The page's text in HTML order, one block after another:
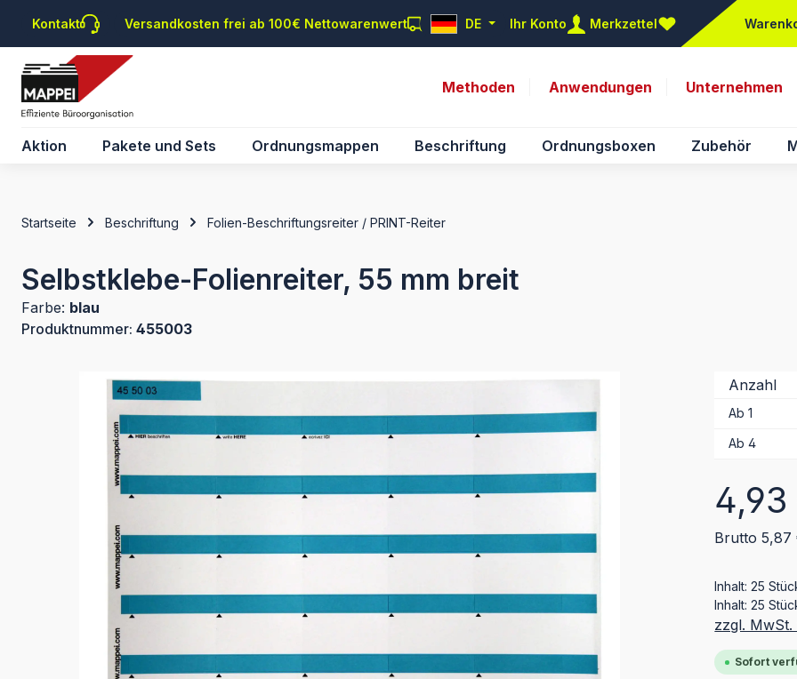
Hauptinhalt springen
Zur Suche springen
Zur Hauptnavigation springen
Kontakt Versandkosten frei ab 100€ Nettowarenwert DE Ihr Konto Merkzettel
Du hast 0 Produkte auf
Methoden Anwendungen Unternehmen
Aktion Pakete und Sets Ordnungsmappen Beschriftung Ordnungsboxen Zubehör
Startseite Beschriftung Folien-Beschriftungsreiter / PRINT-Reiter
Selbstklebe-Folienreiter, 55 mm breit
Farbe: blau
Produktnummer: 455003
Bildergalerie überspringen Anzahl
Ab1
Ab4
Regulärer
4,93
Brutto 5,87
Inhalt:25
Inhalt:25
zzgl.
Sofort